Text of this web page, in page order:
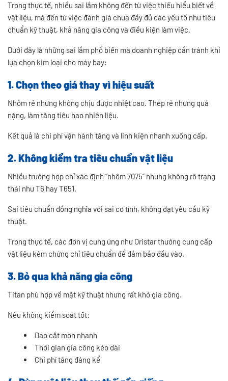
Trong thực tế, nhiều sai lầm không đến từ việc thiếu hiểu biết về
vật liệu, mà đến từ việc đánh giá chưa đầy đủ các yếu tố như tiêu
chuẩn kỹ thuật, khả năng gia công và điều kiện làm việc.
Dưới đây là những sai lầm phổ biến mà doanh nghiệp cần tránh khi
lựa chọn kim loại cho máy bay:
1. Chọn theo giá thay vì hiệu suất
Nhôm rẻ nhưng không chịu được nhiệt cao. Thép rẻ nhưng quá
nặng, làm tăng tiêu hao nhiên liệu.
Kết quả là chi phí vận hành tăng và linh kiện nhanh xuống cấp.
2. Không kiểm tra tiêu chuẩn vật liệu
Nhiều trường hợp chỉ xác định “nhôm 7075” nhưng không rõ trạng
thái như T6 hay T651.
Sai tiêu chuẩn đồng nghĩa với sai cơ tính, không đạt yêu cầu kỹ
thuật.
Trong thực tế, các đơn vị cung ứng như Oristar thường cung cấp
vật liệu kèm chứng chỉ tiêu chuẩn để đảm bảo đầu vào.
3. Bỏ qua khả năng gia công
Titan phù hợp về mặt kỹ thuật nhưng rất khó gia công.
Nếu không kiểm soát tốt:
Dao cắt mòn nhanh
Thời gian gia công kéo dài
Chi phí tăng đáng kể